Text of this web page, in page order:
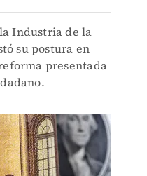
Industria de la
su postura en
presentada